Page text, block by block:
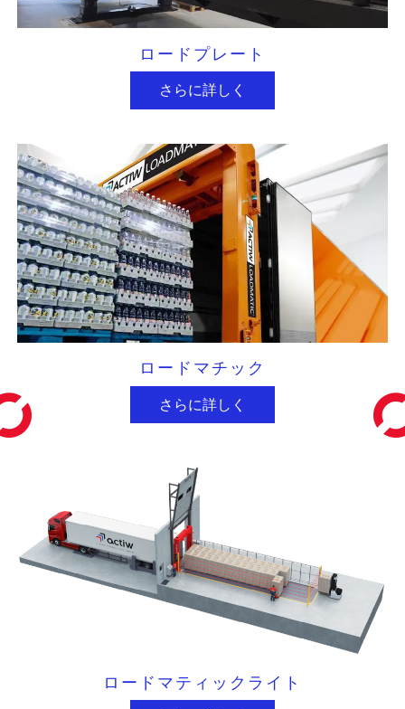
ロードプレート
さらに詳しく
ロードマチック
さらに詳しく
ロードマティックライト